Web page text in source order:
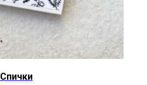
Спички